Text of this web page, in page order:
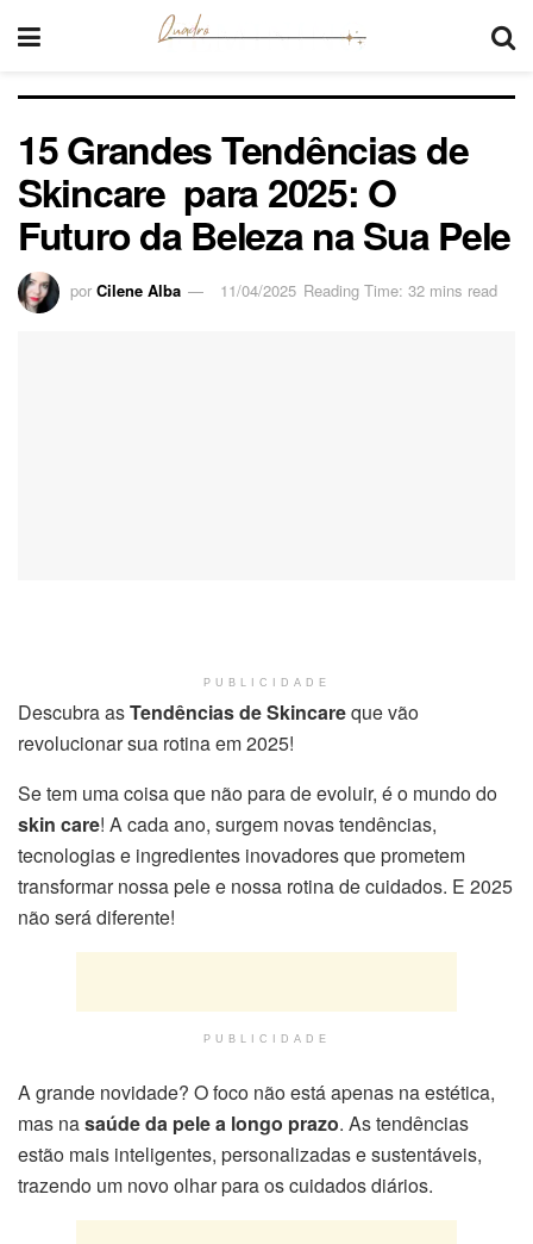
15 Grandes Tendências de
Skincare para 2025: O
Futuro da Beleza na Sua Pele
por Cilene Alba 11/04/2025 Reading Time: 32 mins read
PUBLICIDADE
Descubra asTendências de Skincareque vão
revolucionar sua rotina em 2025!
Se tem uma coisa que não para de evoluir, é o mundo do
skin care! A cada ano, surgem novas tendências,
tecnologias e ingredientes inovadores que prometem
transformar nossa pele e nossa rotina de cuidados. E 2025
não será diferente!
PUBLICIDADE
A grande novidade? O foco não está apenas na estética,
mas nasaúde da pele a longo prazo. As tendências
estão mais inteligentes, personalizadas e sustentáveis,
trazendo um novo olhar para os cuidados diários.